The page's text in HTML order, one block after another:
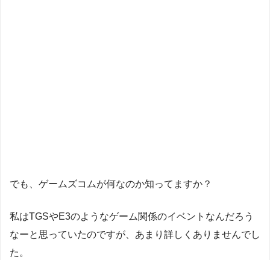
でも、ゲームズコムが何なのか知ってますか？
私はTGSやE3のようなゲーム関係のイベントなんだろう
なーと思っていたのですが、あまり詳しくありませんでし
た。